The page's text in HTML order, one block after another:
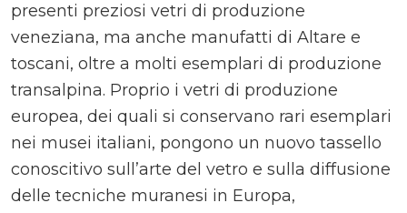
presenti preziosi vetri di produzione
veneziana, ma anche manufatti di Altare e
toscani, oltre a molti esemplari di produzione
transalpina. Proprio i vetri di produzione
europea, dei quali si conservano rari esemplari
nei musei italiani, pongono un nuovo tassello
conoscitivo sull’arte del vetro e sulla diffusione
delle tecniche muranesi in Europa,